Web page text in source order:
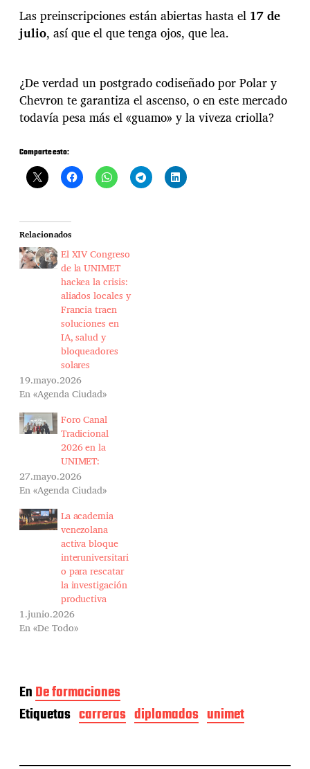
Las preinscripciones están abiertas hasta el 17 de
julio, así que el que tenga ojos, que lea.
¿De verdad un postgrado codiseñado por Polar y
Chevron te garantiza el ascenso, o en este mercado
todavía pesa más el «guamo» y la viveza criolla?
Comparte esto:
Relacionados
El XIV Congreso
de la UNIMET
hackea la crisis:
aliados locales y
Francia traen
soluciones en
IA, salud y
bloqueadores
solares
19.mayo.2026
En «Agenda Ciudad»
Foro Canal
Tradicional
2026 en la
UNIMET:
27.mayo.2026
En «Agenda Ciudad»
La academia
venezolana
activa bloque
interuniversitari
o para rescatar
la investigación
productiva
1.junio.2026
En «De Todo»
EnDe formaciones
Etiquetas carreras diplomados unimet